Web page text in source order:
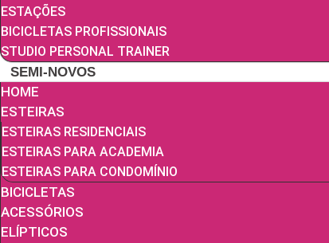
ESTAÇÕES
BICICLETAS PROFISSIONAIS
STUDIO PERSONAL TRAINER
SEMI-NOVOS
HOME
ESTEIRAS
ESTEIRAS RESIDENCIAIS
ESTEIRAS PARA ACADEMIA
ESTEIRAS PARA CONDOMÍNIO
BICICLETAS
ACESSÓRIOS
ELÍPTICOS